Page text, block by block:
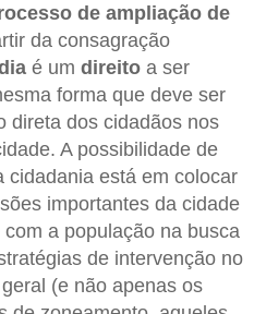
de ampliação de
da consagração
é um direito a ser
forma que deve ser
direta dos cidadãos nos
A possibilidade de
cidadania está em colocar
importantes da cidade
a população na busca
de intervenção no
(e não apenas os